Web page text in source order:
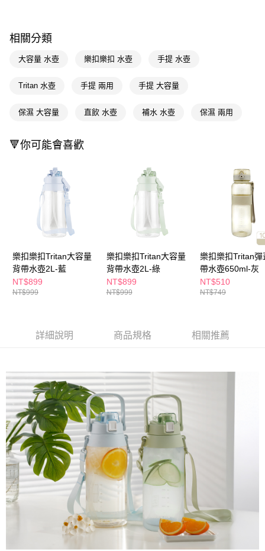
便利好安心！
１．簡單：不需註冊會員、不需綁卡、不需儲值。
２．便利：只要手機號碼，簡訊認證，即可結帳。
３．安心：先確認商品／服務後，再付款。
【「AFTEE先享後付」結帳流程】
結帳頁面，進行簡訊認證並確認金額後，即可完成結帳。
２．訂單成立數日內，您將收到繳費通知簡訊。
ATM／網路銀行／等多元方式進行付款，方視為交易完成。
※ 請注意：結帳手續完成當下不需立刻繳費，但若您需要取消訂單，請聯絡
後付繳納相關費用。
※ 交易是否成功請以「AFTEE先享後付 」之結帳頁面顯示為準，若有關於
是否繳費成功／繳費後需取消欲退款等相關疑問，請聯繫「AFTEE先享後付
https://netprotections.freshdesk.com/support/home
【注意事項】
１．透過由恩沛科技股份有限公司提供之「AFTEE先享後付」服務完成之交
權轉讓予恩沛科技股份有限公司。
２．關於個人資料處理事宜，請瀏覽以下網址：
https://aftee.tw/terms/#terms3
３．未成年的使用者請事先徵得法定代理人或監護人之同意方可使用
時審查核予不同之上限額度；若仍有額度不足之情形，本公司將視審查結果
請求用戶進行身份認證。
每筆NT$65，滿NT$390(含以上)免運費
付款後全家取貨
萊爾富取貨付款
付款後萊爾富取貨
每筆NT$65，滿NT$490(含以上)免運費
7-11取貨付款
每筆NT$65，滿NT$490(含以上)免運費
付款後7-11取貨
每筆NT$65，滿NT$490(含以上)免運費
宅配(本島)
付款後寶雅門市自取(由倉庫統一出貨)
相關分類
大容量 水壺 樂扣樂扣 水壺 手提 水壺
Tritan 水壺 手提 兩用 手提 大容量
保濕 大容量 直飲 水壺 補水 水壺 保濕 兩用
🔻你可能會喜歡
樂扣樂扣Tritan大容量
背帶水壺2L-藍
NT$899
NT$999
樂扣樂扣Tritan大容量
背帶水壺2L-綠
NT$899
NT$999
樂扣樂扣Tritan彈
帶水壺650ml-灰
NT$510
NT$749
詳細說明 商品規格 相關推薦